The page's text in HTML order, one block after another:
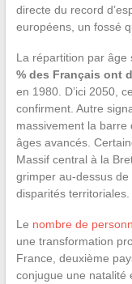
directe du record
européens, un fossé
La répartition par âge
% des Français ont
en 1980. D’ici 2050,
confirment. Autre
massivement la
âges avancés.
Massif central à la
grimper au-dessus
disparités territoriales.
Le nombre de
une transformation
France, deuxième
conjugue une natalité